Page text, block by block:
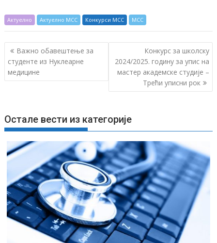
Актуелно Актуелно МСС Конкурси МСС МСС
К
р
е
њ
е
ч
л
а
к
а
Важно обавештење за
студенте из Нуклеарне
медицине
Конкурс за школску
2024/2025. годину за упис на
мастер академске студије –
Трећи уписни рок
Остале вести из категорије